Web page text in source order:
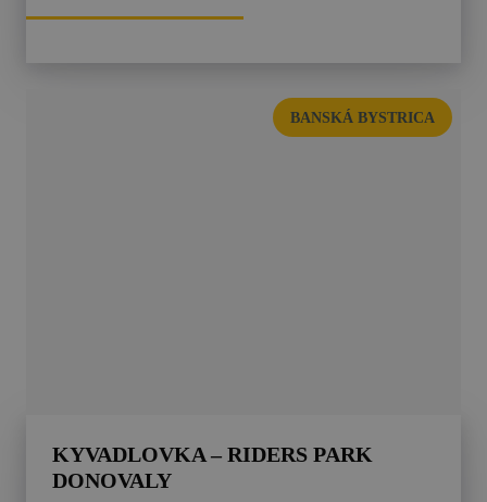
BANSKÁ BYSTRICA
KYVADLOVKA – RIDERS PARK
DONOVALY